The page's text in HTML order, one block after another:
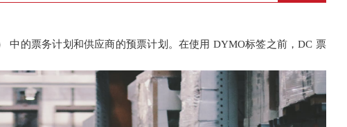
中的票务计划和供应商的预票计划。在使用 DYMO标签之前，DC 票